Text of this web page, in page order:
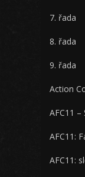
7. řada
8. řada
9. řada
Action
AFC11 –
AFC11:
AFC11: